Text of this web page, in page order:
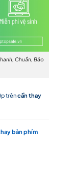
Chuẩn, Bảo
trêncần thay
bàn phím